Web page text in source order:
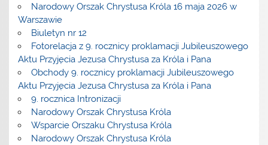
Narodowy Orszak Chrystusa Króla 16 maja 2026 w
Warszawie
Biuletyn nr 12
Fotorelacja z 9. rocznicy proklamacji Jubileuszowego
Aktu Przyjęcia Jezusa Chrystusa za Króla i Pana
Obchody 9. rocznicy proklamacji Jubileuszowego
Aktu Przyjęcia Jezusa Chrystusa za Króla i Pana
9. rocznica Intronizacji
Narodowy Orszak Chrystusa Króla
Wsparcie Orszaku Chrystusa Króla
Narodowy Orszak Chrystusa Króla